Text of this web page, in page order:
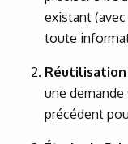
existant
toute
une
précédent